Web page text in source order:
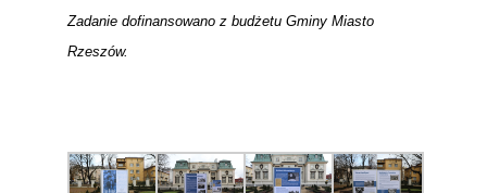
Zadanie dofinansowano z budżetu Gminy Miasto
Rzeszów.